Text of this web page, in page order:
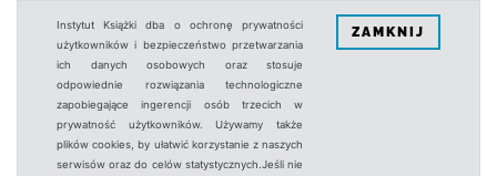
Instytut Książki dba o ochronę prywatności
użytkowników i bezpieczeństwo przetwarzania
ich danych osobowych oraz stosuje
odpowiednie rozwiązania technologiczne
zapobiegające ingerencji osób trzecich w
prywatność użytkowników. Używamy także
plików cookies, by ułatwić korzystanie z naszych
serwisów oraz do celów statystycznych.Jeśli nie
ZAMKNIJ